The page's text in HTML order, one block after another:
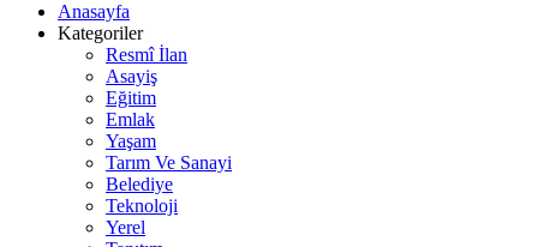
Anasayfa
Kategoriler
Resmî İlan
Asayiş
Eğitim
Emlak
Yaşam
Tarım Ve Sanayi
Belediye
Teknoloji
Yerel